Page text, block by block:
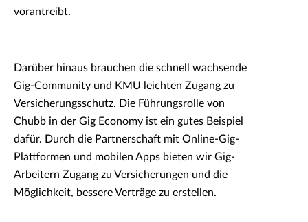
vorantreibt.
Darüber hinaus brauchen die schnell wachsende
Gig-Community und KMU leichten Zugang zu
Versicherungsschutz. Die Führungsrolle von
Chubb in der Gig Economy ist ein gutes Beispiel
dafür. Durch die Partnerschaft mit Online-Gig-
Plattformen und mobilen Apps bieten wir Gig-
Arbeitern Zugang zu Versicherungen und die
Möglichkeit, bessere Verträge zu erstellen.